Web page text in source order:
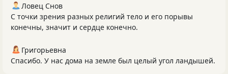
Ловец Снов
С точки зрения разных религий тело и его порывы
конечны, значит и сердце конечно.
Григорьевна
Спасибо. У нас дома на земле был целый угол ландышей.